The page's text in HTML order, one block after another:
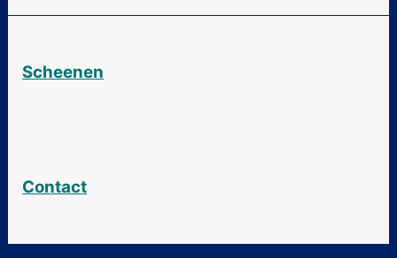
Scheenen
Contact